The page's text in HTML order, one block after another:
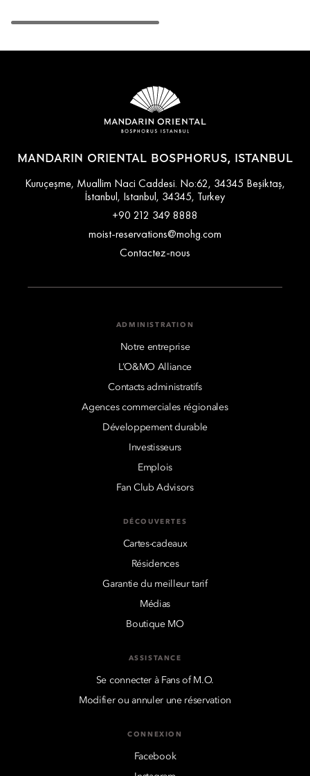
MANDARIN ORIENTAL BOSPHORUS, ISTANBUL
Kuruçeşme, Muallim Naci Caddesi. No:62, 34345 Beşiktaş,
İstanbul, Istanbul, 34345, Turkey
+90 212 349 8888
moist-reservations@mohg.com
Contactez-nous
ADMINISTRATION
Notre entreprise
L’O&MO Alliance
Contacts administratifs
Agences commerciales régionales
Développement durable
Investisseurs
Emplois
Fan Club Advisors
DÉCOUVERTES
Cartes-cadeaux
Résidences
Garantie du meilleur tarif
Médias
Boutique MO
ASSISTANCE
Se connecter à Fans of M.O.
Modifier ou annuler une réservation
CONNEXION
Facebook